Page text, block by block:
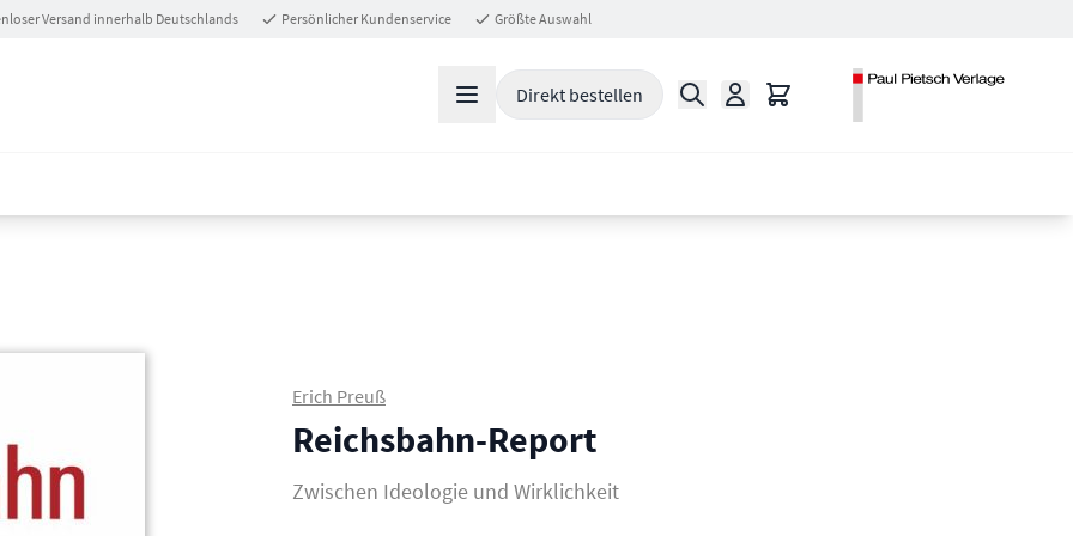
Versand innerhalb Deutschlands Persönlicher Kundenservice Größte Auswahl
Direkt bestellen Suche Warenkorb
Erich Preuß
Reichsbahn-Report
Zwischen Ideologie und Wirklichkeit